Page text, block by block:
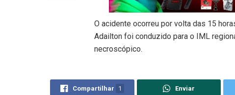
O acidente ocorreu por volta das 15
Adailton foi conduzido para o IML
necroscópico.
Compartilhar 1 Enviar